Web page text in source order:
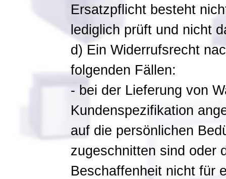
Ersatzpflicht besteht
lediglich prüft und nicht
d) Ein Widerrufsrecht
folgenden Fällen:
- bei der Lieferung von
Kundenspezifikation
auf die persönlichen
zugeschnitten sind oder
Beschaffenheit nicht für